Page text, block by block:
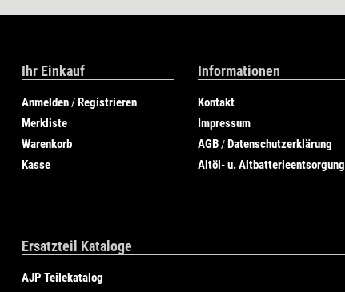
Ihr Einkauf
Anmelden /Registrieren
Merkliste
Warenkorb
Kasse
Informationen
Kontakt
Impressum
AGB /Datenschutzerklärung
Altöl- u. Altbatterieentsorgung
Ersatzteil Kataloge
AJP Teilekatalog